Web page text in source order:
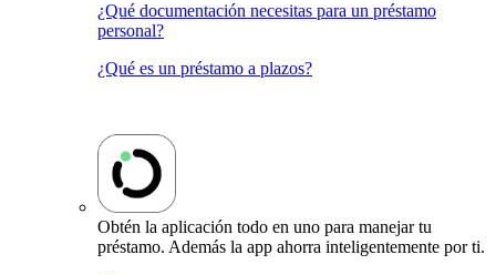
¿Qué documentación necesitas para un préstamo
personal?
¿Qué es un préstamo a plazos?
Obtén la aplicación todo en uno para manejar tu
préstamo. Además la app ahorra inteligentemente por ti.